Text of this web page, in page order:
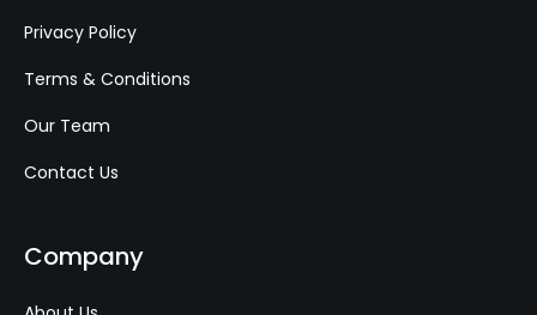
Privacy Policy
Terms & Conditions
Our Team
Contact Us
Company